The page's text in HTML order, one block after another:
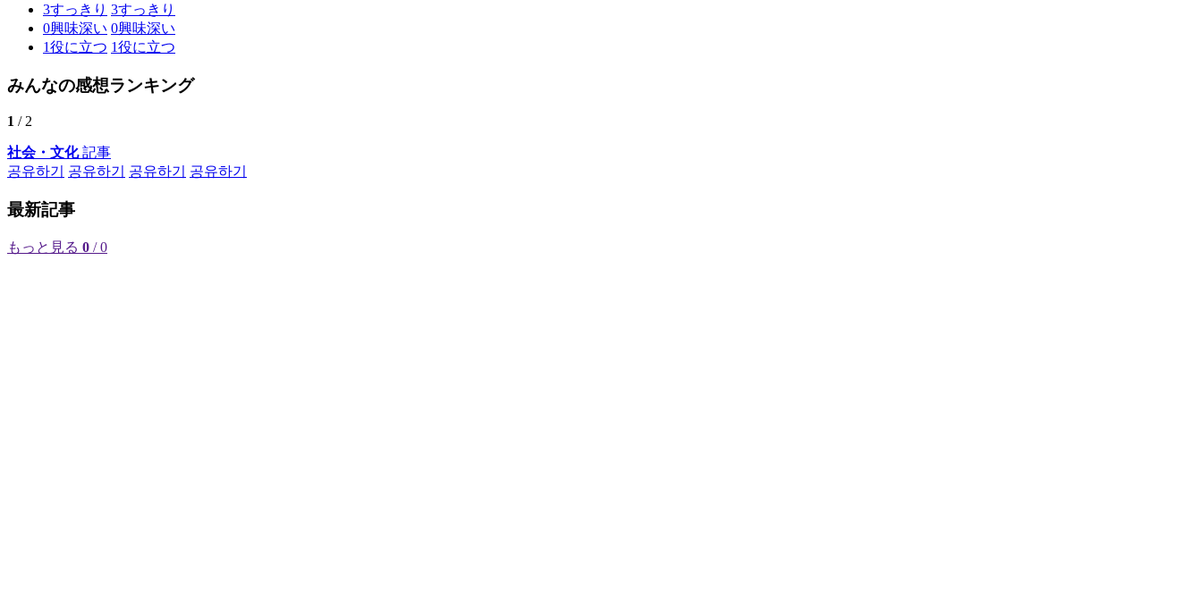
3すっきり 3すっきり
0興味深い 0興味深い
1役に立つ 1役に立つ
みんなの感想ランキング
1 / 2
社会・文化記事
공유하기
공유하기 공유하기 공유하기
最新記事
もっと見る 0 / 0